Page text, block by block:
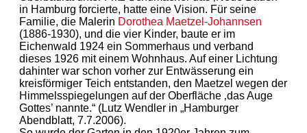
in Hamburg forcierte, hatte eine Vision. Für seine
Familie, die Malerin Dorothea Maetzel-Johannsen
(1886-1930), und die vier Kinder, baute er im
Eichenwald 1924 ein Sommerhaus und verband
dieses 1926 mit einem Wohnhaus. Auf einer Lichtung
dahinter war schon vorher zur Entwässerung ein
kreisförmiger Teich entstanden, den Maetzel wegen der
Himmelsspiegelungen auf der Oberfläche ‚das Auge
Gottes’ nannte.“ (Lutz Wendler in „Hamburger
Abendblatt, 7.7.2006).